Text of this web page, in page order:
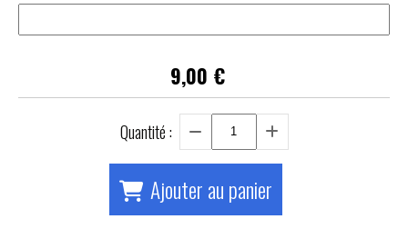
9,00 €
Quantité :
Ajouter au panier